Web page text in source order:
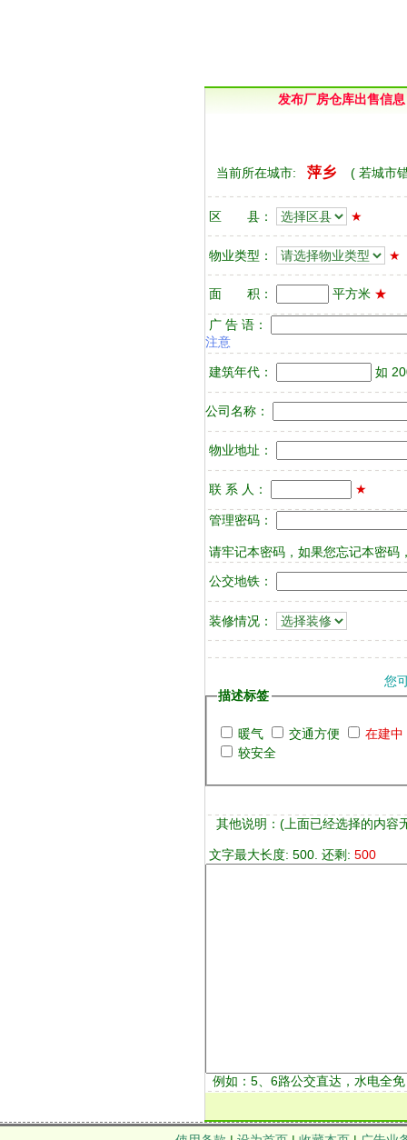
发布厂房仓库出售信息
当前所在城市: 萍乡 ( 若城市
区 县： ★
物业类型： ★
面 积： 平方米 ★
广 告 语：
注意
建筑年代： 如
公司名称：
物业地址：
联 系 人： ★
管理密码：
请牢记本密码，如果您忘记本密码
公交地铁：
装修情况：
您
描述标签
暖气 交通方便
在建中
较安全
其他说明： (上面已经选择的内容
文字最大长度: 500. 还剩: 500
例如：5、6路公交直达，水电全